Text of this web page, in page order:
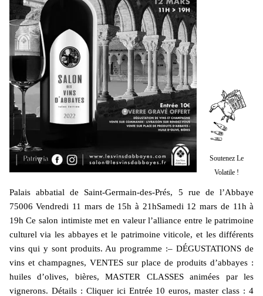
Palais abbatial de Saint-Germain-des-Prés, 5 rue de l’Abbaye
75006 Vendredi 11 mars de 15h à 21hSamedi 12 mars de 11h à
19h Ce salon intimiste met en valeur l’alliance entre le patrimoine
culturel via les abbayes et le patrimoine viticole, et les différents
vins qui y sont produits. Au programme :– DÉGUSTATIONS de
vins et champagnes, VENTES sur place de produits d’abbayes :
huiles d’olives, bières, MASTER CLASSES animées par les
vignerons. Détails : Cliquer ici Entrée 10 euros, master class : 4
Soutenez Le
Volatile !